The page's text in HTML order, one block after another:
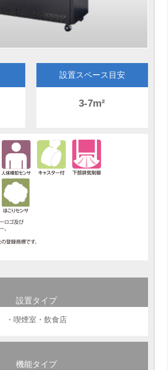
設置スペース目安
3-7m²
設置タイプ
・喫煙室・飲食店
機能タイプ